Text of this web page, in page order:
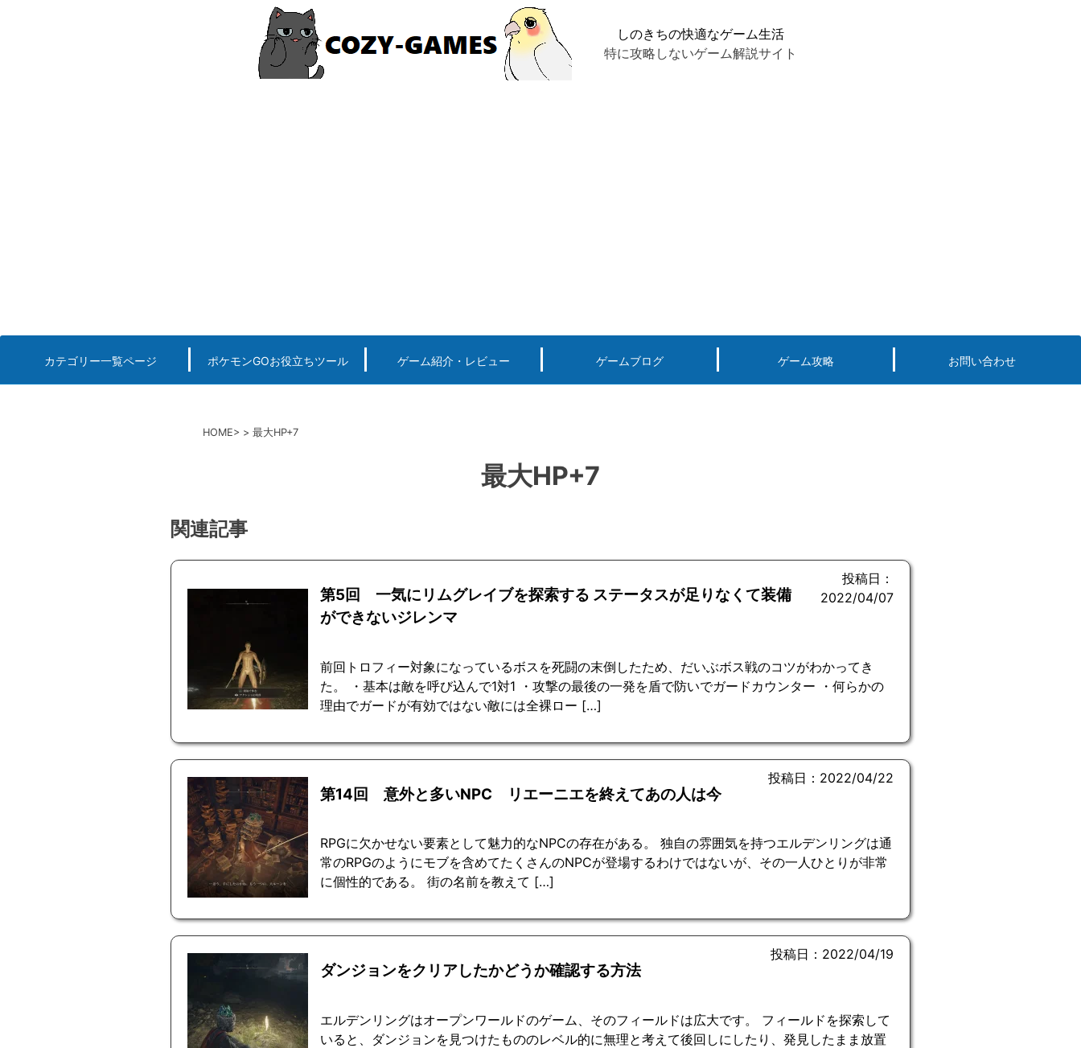
しのきちの快適なゲーム生活
特に攻略しないゲーム解説サイト
カテゴリー一覧ページ ポケモンGOお役立ちツール ゲーム紹介・レビュー ゲームブログ ゲーム攻略 お問い合わせ
HOME 最大HP+7
最大HP+7
関連記事
第5回 一気にリムグレイブを探索する ステータスが足りなくて装備
ができないジレンマ
投稿日：
2022/04/07
前回トロフィー対象になっているボスを死闘の末倒したため、だいぶボス戦のコツがわかってき
た。 ・基本は敵を呼び込んで1対1 ・攻撃の最後の一発を盾で防いでガードカウンター ・何らかの
理由でガードが有効ではない敵には全裸ロー […]
第14回 意外と多いNPC リエーニエを終えてあの人は今
投稿日：2022/04/22
RPGに欠かせない要素として魅力的なNPCの存在がある。 独自の雰囲気を持つエルデンリングは通
常のRPGのようにモブを含めてたくさんのNPCが登場するわけではないが、その一人ひとりが非常
に個性的である。 街の名前を教えて […]
ダンジョンをクリアしたかどうか確認する方法
投稿日：2022/04/19
エルデンリングはオープンワールドのゲーム、そのフィールドは広大です。 フィールドを探索して
いると、ダンジョンを見つけたもののレベル的に無理と考えて後回しにしたり、発見したまま放置